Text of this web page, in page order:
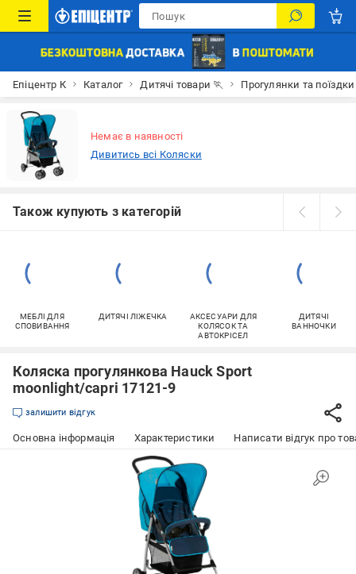
Епіцентр К Каталог Дитячі товари 🏃 Прогулянки та поїздки
Немає в наявності
Дивитись всі Коляски
Також купують з категорій
МЕБЛІ ДЛЯ
СПОВИВАННЯ
ДИТЯЧІ ЛІЖЕЧКА
АКСЕСУАРИ ДЛЯ
КОЛЯСОК ТА
АВТОКРІСЕЛ
ДИТЯЧІ
ВАННОЧКИ
Коляска прогулянкова Hauck Sport
moonlight/capri 17121-9
залишити відгук
Основна інформація Характеристики Написати відгук про